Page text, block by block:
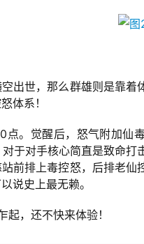
出世，那么群雄则是靠
体系！
点。觉醒后，怒气附加仙
于对手核心简直是致命
前排上毒控怒，后排老
说史上最无赖。
起，还不快来体验！